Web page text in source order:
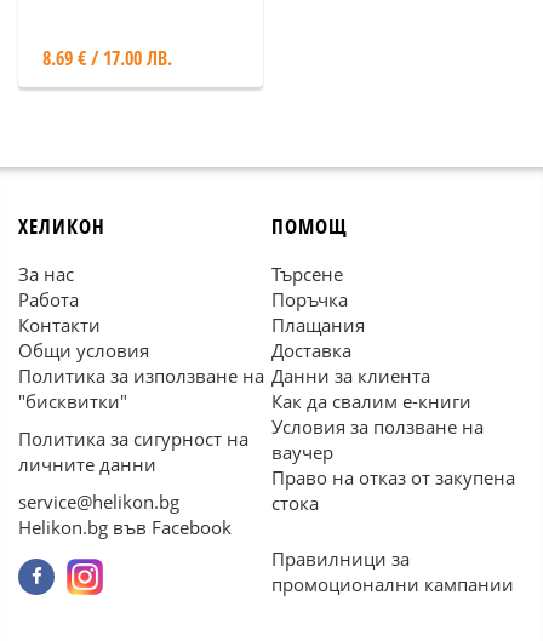
8.69 € / 17.00 ЛВ.
ХЕЛИКОН
За нас
Работа
Контакти
Общи условия
Политика за използване на
"бисквитки"
Политика за сигурност на
личните данни
service@helikon.bg
Helikon.bg във Facebook
ПОМОЩ
Търсене
Поръчка
Плащания
Доставка
Данни за клиента
Как да свалим е-книги
Условия за ползване на
ваучер
Право на отказ от закупена
стока
Правилници за
промоционални кампании